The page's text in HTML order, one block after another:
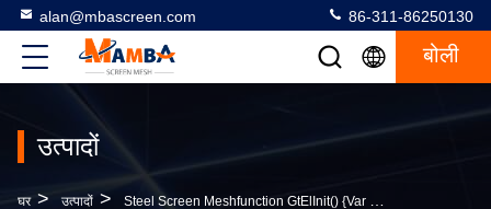
alan@mbascreen.com 86-311-86250130
बोली
उत्पादों
घर > उत्पादों > Steel Screen Meshfunction GtElInit() {var Lib = New Google.translate.TranslateService();lib.translat